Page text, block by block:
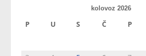
kolovoz 2026
P U S Č P